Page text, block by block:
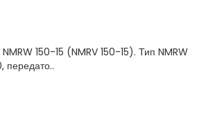
150-15 (NMRV 150-15). Тип NMRW
передато..